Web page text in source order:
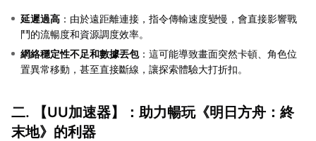
延遲過高 ：由於遠距離連接，指令傳輸速度變慢，會直接影響戰
鬥的流暢度和資源調度效率。
網絡穩定性不足和數據丟包：這可能導致畫面突然卡頓、角色位
置異常移動，甚至直接斷線，讓探索體驗大打折扣。
二. 【UU加速器】：助力暢玩《明日方舟：終
末地》的利器